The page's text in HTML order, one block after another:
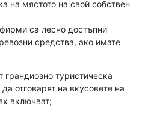
на мястото на свой собствен
са лесно достъпни
средства, ако имате
туристическа
отговарят на вкусовете на
включват;